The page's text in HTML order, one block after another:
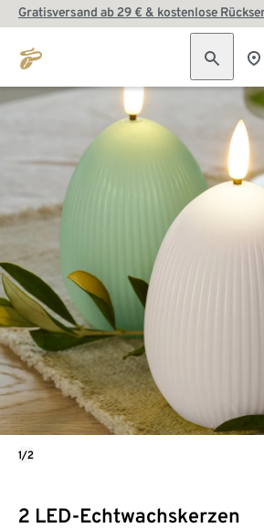
Gratisversand ab 29 € & kostenlose
2 LED-Echtwachskerzen
1/2